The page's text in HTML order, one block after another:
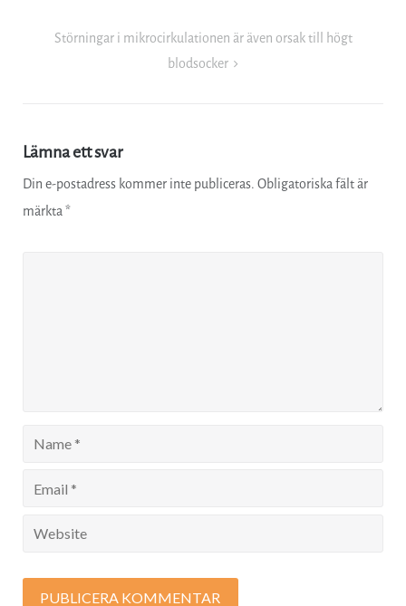
Störningar i mikrocirkulationen är även orsak till högt
blodsocker
Lämna ett svar
Din e-postadress kommer inte publiceras. Obligatoriska fält är
märkta*